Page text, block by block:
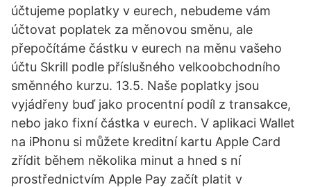
účtujeme poplatky v eurech, nebudeme vám
účtovat poplatek za měnovou směnu, ale
přepočítáme částku v eurech na měnu vašeho
účtu Skrill podle příslušného velkoobchodního
směnného kurzu. 13.5. Naše poplatky jsou
vyjádřeny buď jako procentní podíl z transakce,
nebo jako fixní částka v eurech. V aplikaci Wallet
na iPhonu si můžete kreditní kartu Apple Card
zřídit během několika minut a hned s ní
prostřednictvím Apple Pay začít platit v